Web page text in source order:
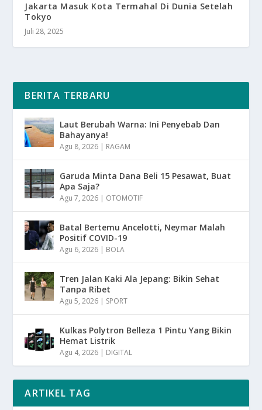
Jakarta Masuk Kota Termahal Di Dunia Setelah
Tokyo
Juli 28, 2025
BERITA TERBARU
Laut Berubah Warna: Ini Penyebab Dan
Bahayanya!
Agu 8, 2026 | RAGAM
Garuda Minta Dana Beli 15 Pesawat, Buat
Apa Saja?
Agu 7, 2026 | OTOMOTIF
Batal Bertemu Ancelotti, Neymar Malah
Positif COVID-19
Agu 6, 2026 | BOLA
Tren Jalan Kaki Ala Jepang: Bikin Sehat
Tanpa Ribet
Agu 5, 2026 | SPORT
Kulkas Polytron Belleza 1 Pintu Yang Bikin
Hemat Listrik
Agu 4, 2026 | DIGITAL
ARTIKEL TAG